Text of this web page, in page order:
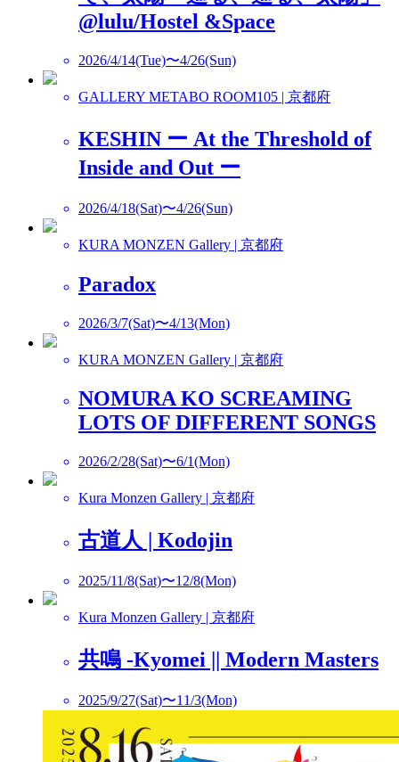
@lulu/Hostel &Space
2026/4/14(Tue)〜4/26(Sun)
GALLERY METABO ROOM105 | 京都府
KESHIN ー At the Threshold of
Inside and Out ー
2026/4/18(Sat)〜4/26(Sun)
KURA MONZEN Gallery | 京都府
Paradox
2026/3/7(Sat)〜4/13(Mon)
KURA MONZEN Gallery | 京都府
NOMURA KO SCREAMING
LOTS OF DIFFERENT SONGS
2026/2/28(Sat)〜6/1(Mon)
Kura Monzen Gallery | 京都府
古道人 | Kodojin
2025/11/8(Sat)〜12/8(Mon)
Kura Monzen Gallery | 京都府
共鳴 -Kyomei || Modern Masters
2025/9/27(Sat)〜11/3(Mon)